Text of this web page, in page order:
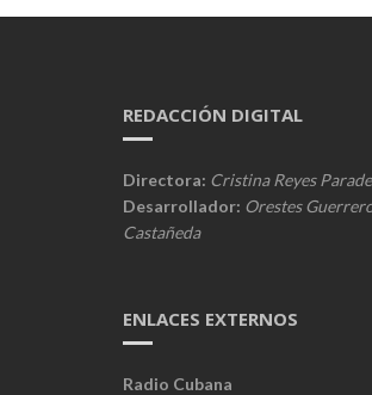
REDACCIÓN DIGITAL
Directora: Cristina Reyes
Desarrollador: Orestes
Castañeda
ENLACES EXTERNOS
Radio Cubana